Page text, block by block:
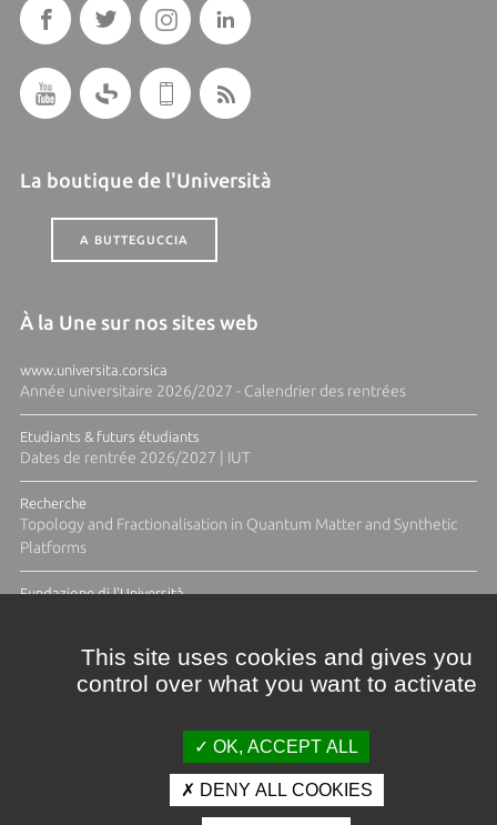
La boutique de l'Università
A BUTTEGUCCIA
À la Une sur nos sites web
www.universita.corsica
Année universitaire 2026/2027 - Calendrier des rentrées
Etudiants & futurs étudiants
Dates de rentrée 2026/2027 | IUT
Recherche
Topology and Fractionalisation in Quantum Matter and Synthetic
Platforms
Fundazione di l'Università
Crédits et mentions légales
This site uses cookies and gives you
control over what you want to activate
OK, ACCEPT ALL
DENY ALL COOKIES